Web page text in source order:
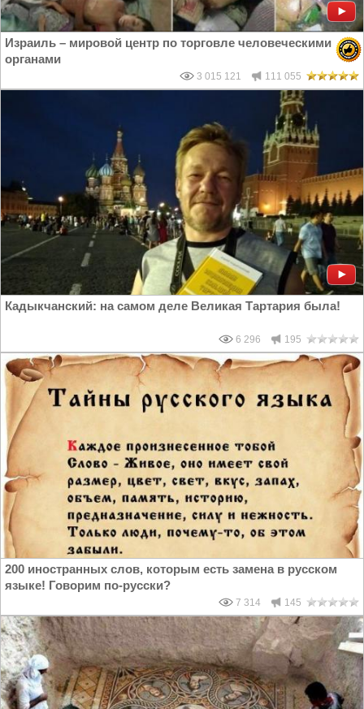
Израиль – мировой центр по торговле человеческими
органами
3 015 121 111 055
Кадыкчанский: на самом деле Великая Тартария была!
6 296 195
200 иностранных слов, которым есть замена в русском
языке! Говорим по-русски?
7 314 145